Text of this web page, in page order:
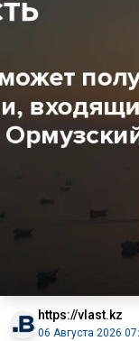
https://vlast.kz
06 Августа 2026